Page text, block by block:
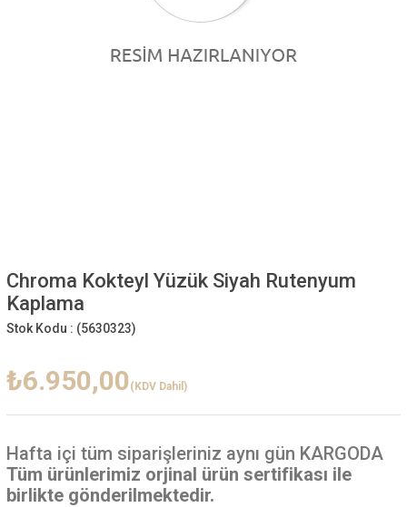
Chroma Kokteyl Yüzük Siyah Rutenyum
Kaplama
Stok Kodu : (5630323)
₺6.950,00 (KDV Dahil)
Hafta içi tüm siparişleriniz aynı gün KARGODA
Tüm ürünlerimiz orjinal ürün sertifikası ile
birlikte gönderilmektedir.